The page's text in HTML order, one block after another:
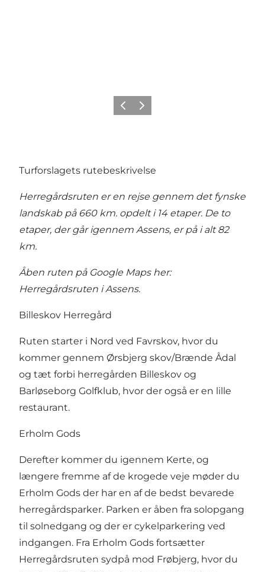
ForrigeNæste
Turforslagets rutebeskrivelse
Herregårdsruten er en rejse gennem det fynske
landskab på 660 km. opdelt i 14 etaper. De to
etaper, der går igennem Assens, er på i alt 82
km.
Åben ruten på Google Maps her:
Herregårdsruten i Assens.
Billeskov Herregård
Ruten starter i Nord ved Favrskov, hvor du
kommer gennem Ørsbjerg skov/Brænde Ådal
og tæt forbi herregården Billeskov og
Barløseborg Golfklub, hvor der også er en lille
restaurant.
Erholm Gods
Derefter kommer du igennem Kerte, og
længere fremme af de krogede veje møder du
Erholm Gods der har en af de bedst bevarede
herregårdsparker. Parken er åben fra solopgang
til solnedgang og der er cykelparkering ved
indgangen. Fra Erholm Gods fortsætter
Herregårdsruten sydpå mod Frøbjerg, hvor du